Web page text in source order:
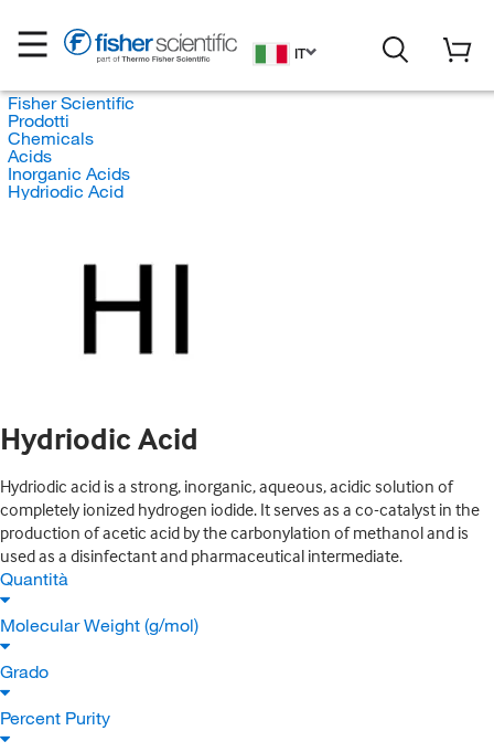
IT
Fisher Scientific
Prodotti
Chemicals
Acids
Inorganic Acids
Hydriodic Acid
Hydriodic Acid
Hydriodic acid is a strong, inorganic, aqueous, acidic solution of
completely ionized hydrogen iodide. It serves as a co-catalyst in the
production of acetic acid by the carbonylation of methanol and is
used as a disinfectant and pharmaceutical intermediate.
Quantità
Molecular Weight (g/mol)
Grado
Percent Purity